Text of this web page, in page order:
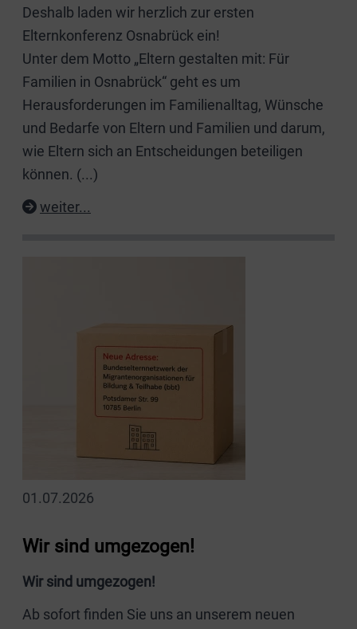
Deshalb laden wir herzlich zur ersten
Elternkonferenz Osnabrück ein!
Unter dem Motto „Eltern gestalten mit: Für
Familien in Osnabrück“ geht es um
Herausforderungen im Familienalltag, Wünsche
und Bedarfe von Eltern und Familien und darum,
wie Eltern sich an Entscheidungen beteiligen
können. (...)
weiter...
01.07.2026
Wir sind umgezogen!
Wir sind umgezogen!
Ab sofort finden Sie uns an unserem neuen